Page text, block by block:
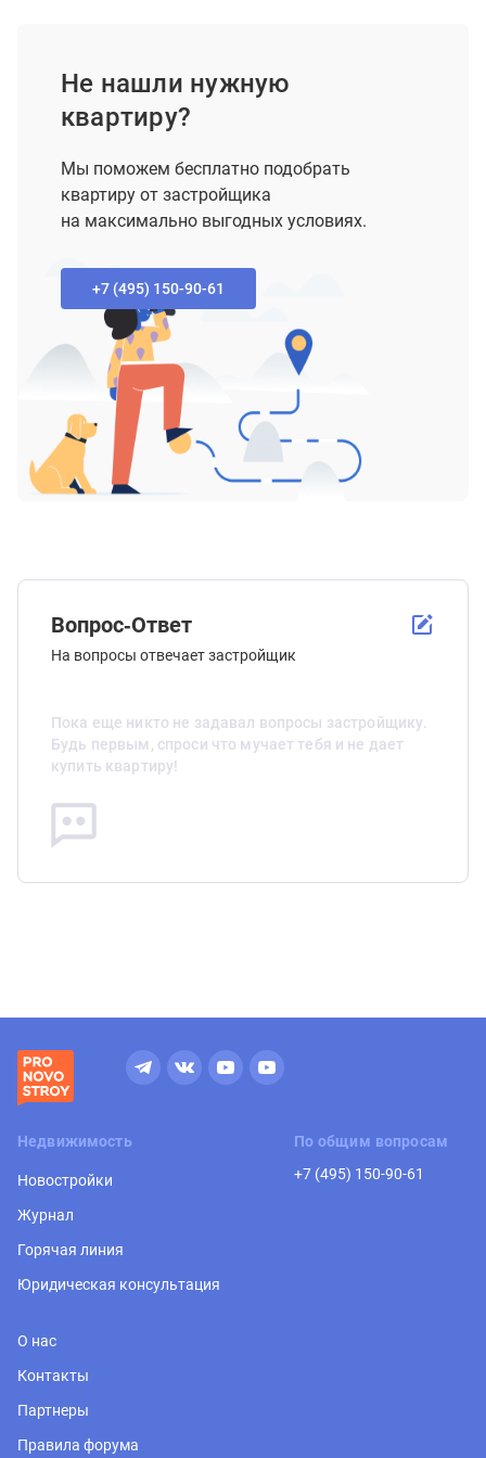
Вопрос-Ответ
На вопросы отвечает застройщик
Пока еще никто не задавал вопросы застройщику.
Будь первым, спроси что мучает тебя и не дает
купить квартиру!
Не нашли нужную
квартиру?
Мы поможем бесплатно подобрать
квартиру от застройщика
на максимально выгодных условиях.
+7 (495) 150-90-61‬
Недвижимость
Новостройки
Журнал
Горячая линия
Юридическая консультация
По общим вопросам
+7 (495) 150-90-61
О нас
Контакты
Партнеры
Правила форума